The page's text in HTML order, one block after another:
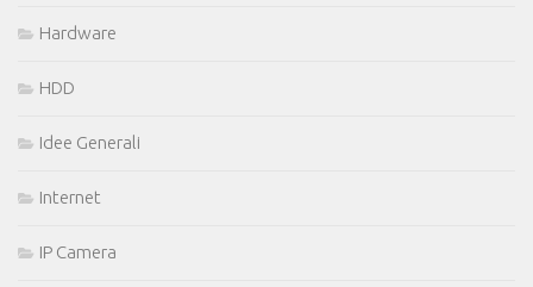
Hardware
HDD
Idee Generali
Internet
IP Camera